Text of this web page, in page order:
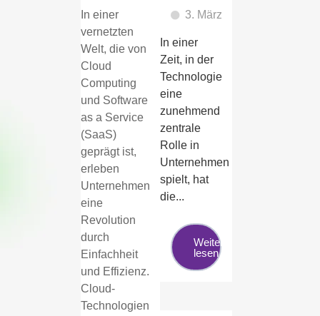
In einer
vernetzten
Welt, die von
Cloud
Computing
und Software
as a Service
(SaaS)
geprägt ist,
erleben
Unternehmen
eine
Revolution
durch
Einfachheit
und Effizienz.
Cloud-
Technologien
3. März 2024
In einer
Zeit, in der
Technologie
eine
zunehmend
zentrale
Rolle in
Unternehmen
spielt, hat
die...
Weiter
lesen